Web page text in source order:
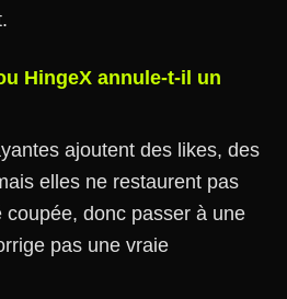
HingeX annule-t-il un
ajoutent des likes, des
elles ne restaurent pas
coupée, donc passer à une
pas une vraie